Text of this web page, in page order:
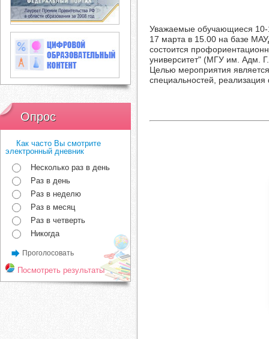
Опрос
Как часто Вы смотрите
электронный дневник
Несколько раз в день
Раз в день
Раз в неделю
Раз в месяц
Раз в четверть
Никогда
Проголосовать
Посмотреть результаты
Уважаемые обучающиеся 10-
17 марта в 15.00 на базе
состоится
университет" (МГУ им. Адм.
Целью мероприятия
специальностей, реализация